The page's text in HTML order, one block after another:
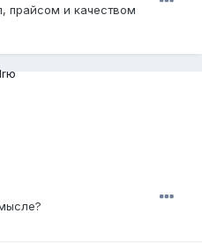
прайсом и качеством